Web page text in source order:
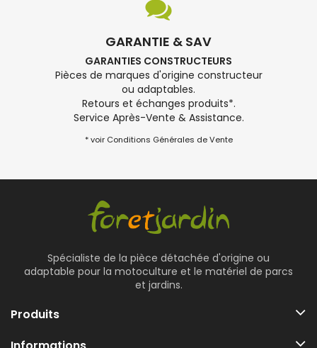
GARANTIE & SAV
GARANTIES CONSTRUCTEURS
Pièces de marques d'origine constructeur
ou adaptables.
Retours et échanges produits*.
Service Après-Vente & Assistance.
* voir Conditions Générales de Vente
Spécialiste de la pièce détachée d'origine ou
adaptable pour la motoculture et le matériel de parcs
et jardins.
Produits